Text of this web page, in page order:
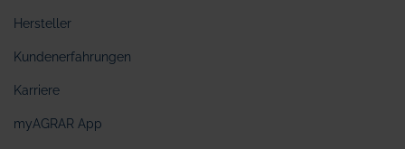
Hersteller
Kundenerfahrungen
Karriere
myAGRAR App